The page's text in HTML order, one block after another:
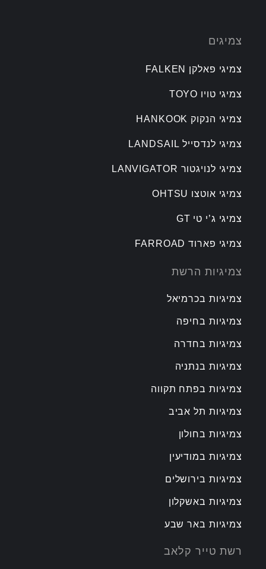
צמיגים
צמיגי פאלקן FALKEN
צמיגי טויו TOYO
צמיגי הנקוק HANKOOK
צמיגי לנדסייל LANDSAIL
צמיגי לנויגטור LANVIGATOR
צמיגי אוטצו OHTSU
צמיגי ג’י טי GT
צמיגי פארוד FARROAD
צמיגיות הרשת
צמיגיות בכרמיאל
צמיגיות בחיפה
צמיגיות בחדרה
צמיגיות בנתניה
צמיגיות בפתח תקווה
צמיגיות תל אביב
צמיגיות בחולון
צמיגיות במודיעין
צמיגיות בירושלים
צמיגיות באשקלון
צמיגיות באר שבע
רשת טייר קלאב